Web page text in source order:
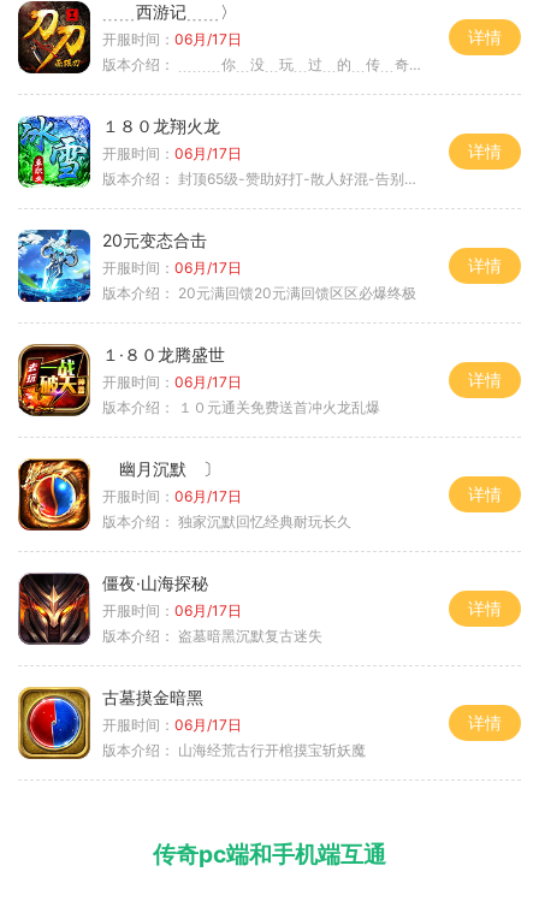
﹍﹍西游记﹍﹍〉
开服时间： 06月/17日
版本介绍：
﹍﹍﹍你﹍没﹍玩﹍过﹍的﹍传﹍奇﹍﹍﹍〉
详情
１８０龙翔火龙
开服时间： 06月/17日
版本介绍： 封顶65级-赞助好打-散人好混-告别坑服
详情
20元变态合击
开服时间： 06月/17日
版本介绍： 20元满回馈20元满回馈区区必爆终极
详情
１·８０龙腾盛世
开服时间： 06月/17日
版本介绍：
１０元通关免费送首冲火龙乱爆
详情
幽月沉默 〕
开服时间： 06月/17日
版本介绍： 独家沉默回忆经典耐玩长久
详情
僵夜·山海探秘
开服时间： 06月/17日
版本介绍： 盗墓暗黑沉默复古迷失
详情
古墓摸金暗黑
开服时间： 06月/17日
版本介绍： 山海经荒古行开棺摸宝斩妖魔
详情
传奇pc端和手机端互通